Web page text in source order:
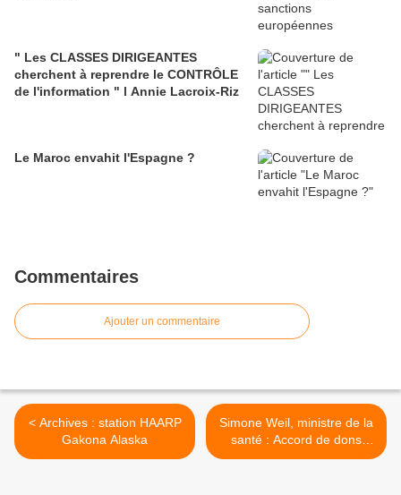
" Les CLASSES DIRIGEANTES
cherchent à reprendre le CONTRÔLE
de l'information " l Annie Lacroix-Riz
Le Maroc envahit l'Espagne ?
Commentaires
Ajouter un commentaire
< Archives : station HAARP
Gakona Alaska
Simone Weil, ministre de la
santé : Accord de dons
d'organes France Israël >